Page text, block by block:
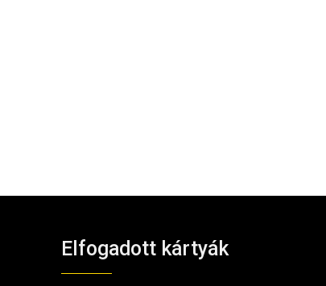
Elfogadott kártyák